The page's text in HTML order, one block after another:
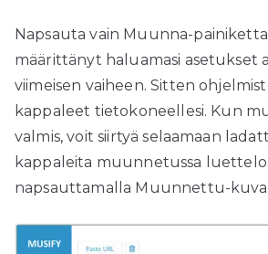
Napsauta vain Muunna-
määrittänyt haluamasi asetukset
viimeisen vaiheen. Sitten
kappaleet tietokoneellesi. Kun
valmis, voit siirtyä selaamaan
kappaleita muunnetussa
napsauttamalla Muunnettu-